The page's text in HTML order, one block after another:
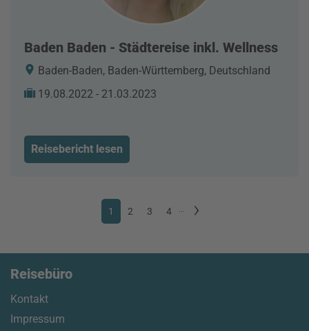
Baden Baden - Städtereise inkl. Wellness
Baden-Baden, Baden-Württemberg, Deutschland
19.08.2022 - 21.03.2023
Reisebericht lesen
1 2 3 4
Reisebüro
Kontakt
Impressum